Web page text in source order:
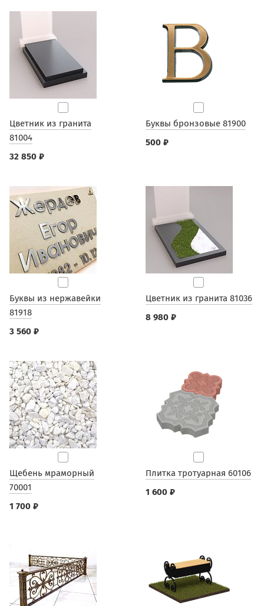
Цветник из гранита
81004
32 850 ₽
Буквы бронзовые 81900
500 ₽
Буквы из нержавейки
81918
3 560 ₽
Цветник из гранита 81036
8 980 ₽
Щебень мраморный
70001
1 700 ₽
Плитка тротуарная 60106
1 600 ₽